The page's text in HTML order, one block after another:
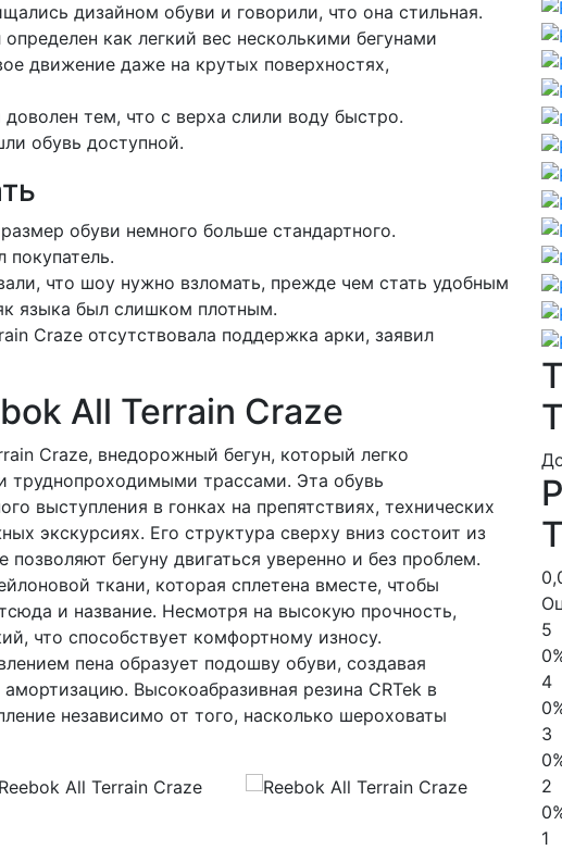
дизайном обуви и говорили, что она стильная.
как легкий вес несколькими бегунами
движение даже на крутых поверхностях,
доволен тем, что с верха слили воду быстро.
обувь доступной.
обуви немного больше стандартного.
покупатель.
что шоу нужно взломать, прежде чем стать удобным
языка был слишком плотным.
Craze отсутствовала поддержка арки, заявил
All Terrain Craze
Craze, внедорожный бегун, который легко
труднопроходимыми трассами. Эта обувь
выступления в гонках на препятствиях, технических
экскурсиях. Его структура сверху вниз состоит из
бегуну двигаться уверенно и без проблем.
ткани, которая сплетена вместе, чтобы
и название. Несмотря на высокую прочность,
что способствует комфортному износу.
пена образует подошву обуви, создавая
Высокоабразивная резина CRTek в
независимо от того, насколько шероховаты
5
4
3
2
1